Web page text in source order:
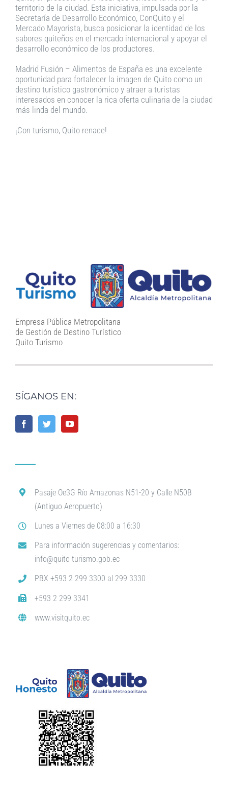
territorio de la ciudad. Esta iniciativa, impulsada por la
Secretaría de Desarrollo Económico, ConQuito y el
Mercado Mayorista, busca posicionar la identidad de los
sabores quiteños en el mercado internacional y apoyar el
desarrollo económico de los productores.
Madrid Fusión – Alimentos de España es una excelente
oportunidad para fortalecer la imagen de Quito como un
destino turístico gastronómico y atraer a turistas
interesados en conocer la rica oferta culinaria de la ciudad
más linda del mundo.
¡Con turismo, Quito renace!
Empresa Pública Metropolitana
de Gestión de Destino Turístico
Quito Turismo
SÍGANOS EN:
Pasaje Oe3G Río Amazonas N51-20 y Calle N50B
(Antiguo Aeropuerto)
Lunes a Viernes de 08:00 a 16:30
Para información sugerencias y comentarios:
info@quito-turismo.gob.ec
PBX +593 2 299 3300 al 299 3330
+593 2 299 3341
www.visitquito.ec